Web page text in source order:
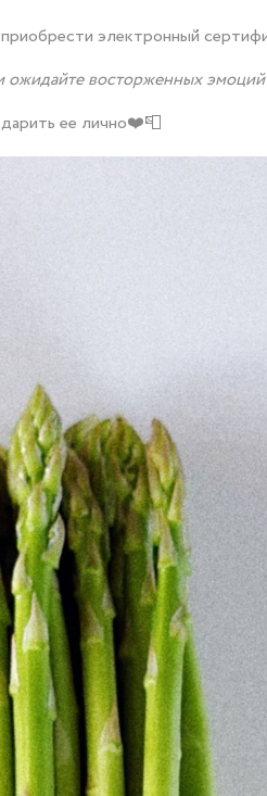
электронный
ожидайте восторженных
ее лично❤️📮